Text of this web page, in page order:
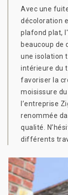
Avec une
décoloration
plafond plat,
beaucoup de
une isolation
intérieure du
favoriser la
moisissure du
l’entreprise
renommée
qualité.
différents